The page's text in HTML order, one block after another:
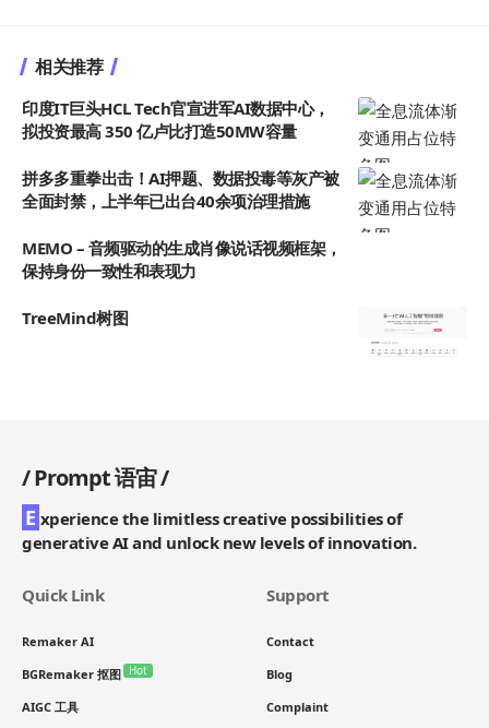
相关推荐
印度IT巨头HCL Tech官宣进军AI数据中心，
拟投资最高 350 亿卢比打造50MW容量
拼多多重拳出击！AI押题、数据投毒等灰产被
全面封禁，上半年已出台40余项治理措施
MEMO – 音频驱动的生成肖像说话视频框架，
保持身份一致性和表现力
TreeMind树图
/Prompt 语宙/
E xperience the limitless creative possibilities of
generative AI and unlock new levels of innovation.
Quick Link
Remaker AI
BGRemaker 抠图 Hot
AIGC 工具
Support
Contact
Blog
Complaint